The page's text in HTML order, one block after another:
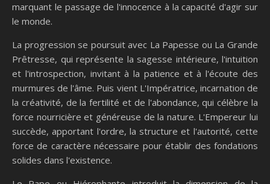
marquant le passage de l'innocence à la capacité d'agir sur
le monde.
La progression se poursuit avec La Papesse ou La Grande
Prêtresse, qui représente la sagesse intérieure, l'intuition
et l'introspection, invitant à la patience et à l'écoute des
murmures de l'âme. Puis vient L'Impératrice, incarnation de
la créativité, de la fertilité et de l'abondance, qui célèbre la
force nourricière et généreuse de la nature. L'Empereur lui
succède, apportant l'ordre, la structure et l'autorité, cette
force de caractère nécessaire pour établir des fondations
solides dans l'existence.